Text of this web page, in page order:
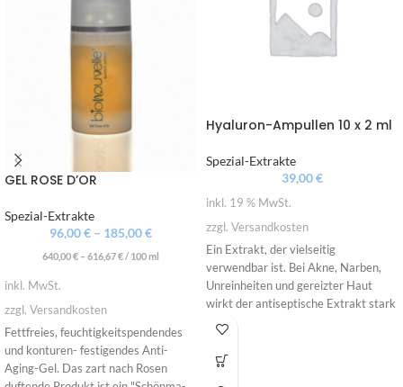
GEL ROSE D’OR
Spezial-Extrakte
96,00€ – 185,00€
640,00€ –616,67€/ 100ml
inkl. MwSt.
zzgl. Versandkosten
Fettfreies, feuchtigkeitspendendes
und konturen- festigendes Anti-
Aging-Gel. Das zart nach Rosen
Hyaluron-Ampullen 10 x 2 ml
Spezial-Extrakte
39,00€
inkl. 19 % MwSt.
zzgl. Versandkosten
Ein Extrakt, der vielseitig
verwendbar ist. Bei Akne, Narben,
Unreinheiten und gereizter Haut
wirkt der antiseptische Extrakt stark
abschwellend und beruhigend ohne
auszutrocknen. Er verbessert die
Elastizität des Bindegewebes und